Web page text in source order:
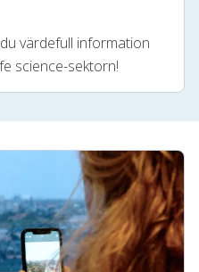
värdefull information
science-sektorn!